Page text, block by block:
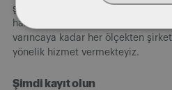
şirketlerden, devlet kuruluşlarına,
halka açık şirketlerden
varıncaya kadar her ölçekten
yönelik hizmet vermekteyiz.
Şimdi kayıt olun